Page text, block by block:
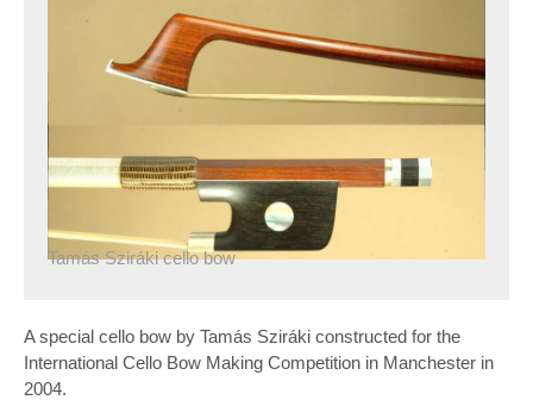
Tamás Sziráki cello bow
A special cello bow by Tamás Sziráki constructed for the
International Cello Bow Making Competition in Manchester in
2004.